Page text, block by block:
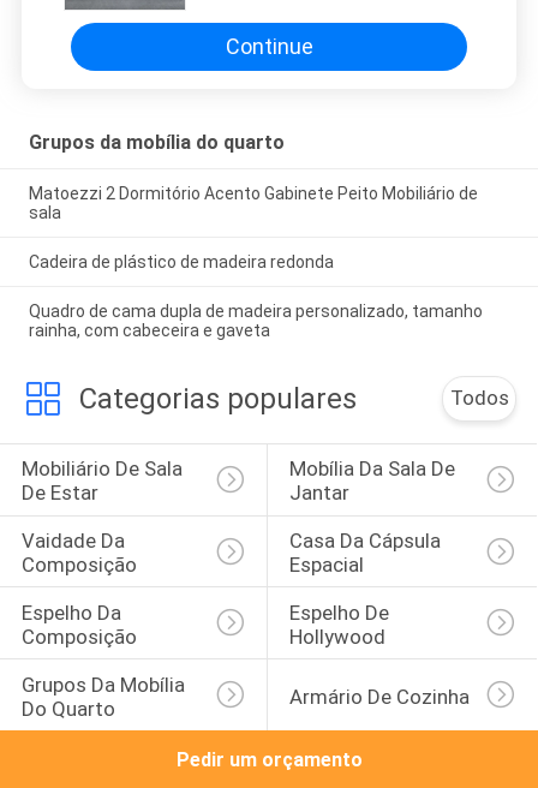
Continue
Grupos da mobília do quarto
Matoezzi 2 Dormitório Acento Gabinete Peito Mobiliário de
sala
Cadeira de plástico de madeira redonda
Quadro de cama dupla de madeira personalizado, tamanho
rainha, com cabeceira e gaveta
Categorias populares Todos
Mobiliário De Sala
De Estar
Mobília Da Sala De
Jantar
Vaidade Da
Composição
Casa Da Cápsula
Espacial
Espelho Da
Composição
Espelho De
Hollywood
Grupos Da Mobília
Do Quarto
Armário De Cozinha
Pedir um orçamento